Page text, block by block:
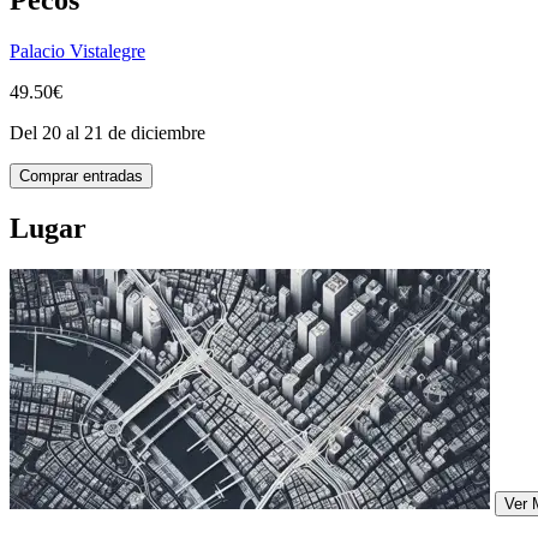
Palacio Vistalegre
49.50€
Del 20 al 21 de diciembre
Comprar entradas
Lugar
Ver